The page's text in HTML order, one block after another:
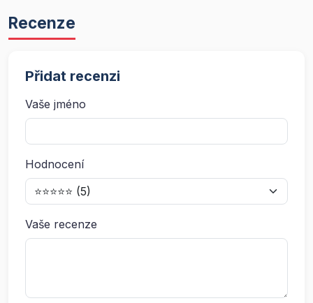
Recenze
Přidat recenzi
Vaše jméno
Hodnocení
Vaše recenze